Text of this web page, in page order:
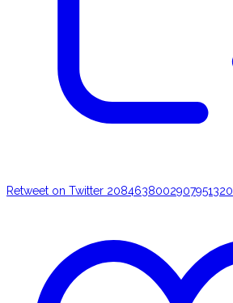
Retweet on Twitter 2084638002907951320